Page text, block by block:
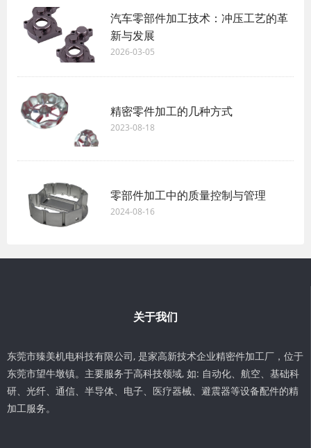
汽车零部件加工技术：冲压工艺的革
新与发展
2026-03-05
精密零件加工的几种方式
2023-08-18
零部件加工中的质量控制与管理
2024-08-16
关于我们
东莞市臻美机电科技有限公司, 是家高新技术企业精密件加工厂，位于
东莞市望牛墩镇。主要服务于高科技领域, 如: 自动化、航空、基础科
研、光纤、通信、半导体、电子、医疗器械、避震器等设备配件的精
加工服务。